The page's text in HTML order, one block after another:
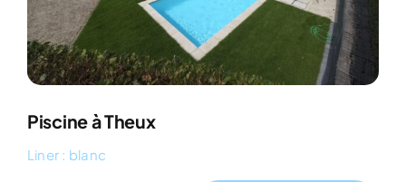
Piscine à Theux
Liner : blanc